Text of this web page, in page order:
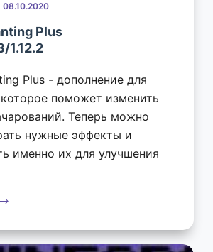
08.10.2020
Plus
1.12.2
Plus - дополнение для
поможет изменить
Теперь можно
нужные эффекты и
именно их для улучшения